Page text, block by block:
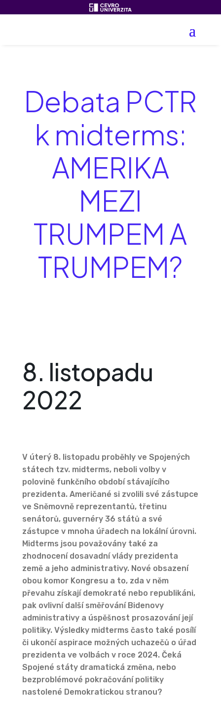
Debata PCTR
k midterms:
AMERIKA
MEZI
TRUMPEM A
TRUMPEM?
8. listopadu
2022
V úterý 8. listopadu proběhly ve Spojených
státech tzv. midterms, neboli volby v
polovině funkčního období stávajícího
prezidenta. Američané si zvolili své zástupce
ve Sněmovně reprezentantů, třetinu
senátorů, guvernéry 36 států a své
zástupce v mnoha úřadech na lokální úrovni.
Midterms jsou považovány také za
zhodnocení dosavadní vlády prezidenta
země a jeho administrativy. Nové obsazení
obou komor Kongresu a to, zda v něm
převahu získají demokraté nebo republikáni,
pak ovlivní další směřování Bidenovy
administrativy a úspěšnost prosazování její
politiky. Výsledky midterms často také posílí
či ukončí aspirace možných uchazečů o úřad
prezidenta ve volbách v roce 2024. Čeká
Spojené státy dramatická změna, nebo
bezproblémové pokračování politiky
nastolené Demokratickou stranou?